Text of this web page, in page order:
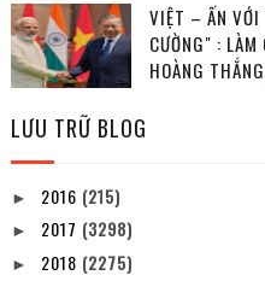
VIỆT – ẤN VỚI
CƯỜNG" :
HOÀNG
LƯU TRỮ BLOG
► 2016 (215)
► 2017 (3298)
► 2018 (2275)